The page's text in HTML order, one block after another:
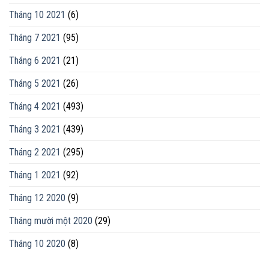
Tháng 10 2021 (6)
Tháng 7 2021 (95)
Tháng 6 2021 (21)
Tháng 5 2021 (26)
Tháng 4 2021 (493)
Tháng 3 2021 (439)
Tháng 2 2021 (295)
Tháng 1 2021 (92)
Tháng 12 2020 (9)
Tháng mười một 2020 (29)
Tháng 10 2020 (8)